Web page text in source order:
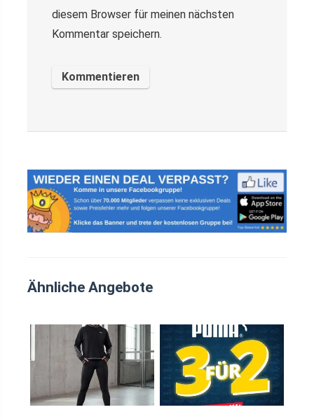
diesem Browser für meinen nächsten
Kommentar speichern.
Ähnliche Angebote